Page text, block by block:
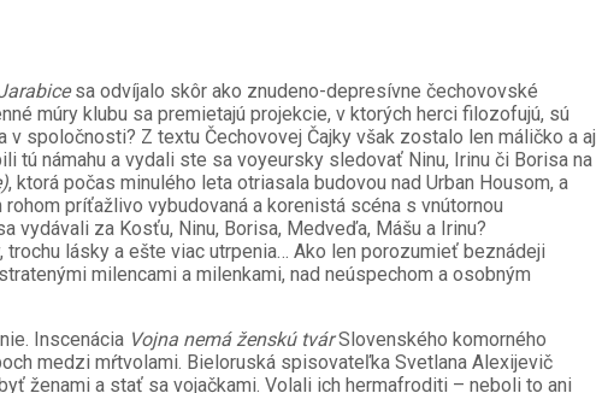
sa odvíjalo skôr ako znudeno-depresívne čechovovské
múry klubu sa premietajú projekcie, v ktorých herci filozofujú, sú
spoločnosti? Z textu Čechovovej Čajky však zostalo len máličko a aj
tú námahu a vydali ste sa voyeursky sledovať Ninu, Irinu či Borisa na
, ktorá počas minulého leta otriasala budovou nad Urban Housom, a
príťažlivo vybudovaná a korenistá scéna s vnútornou
za Kosťu, Ninu, Borisa, Medveďa, Mášu a Irinu?
lásky a ešte viac utrpenia… Ako len porozumieť beznádeji
milencami a milenkami, nad neúspechom a osobným
Inscenácia Vojna nemá ženskú tvárSlovenského komorného
medzi mŕtvolami. Bieloruská spisovateľka Svetlana Alexijevič
ženami a stať sa vojačkami. Volali ich hermafroditi – neboli to ani